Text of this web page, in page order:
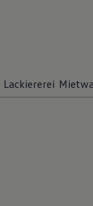
Lackiererei